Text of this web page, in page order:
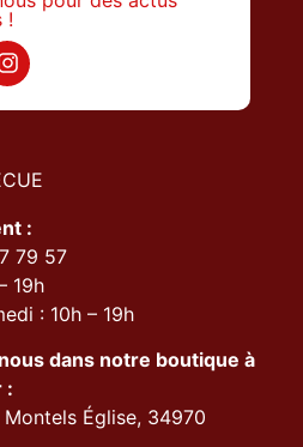
!
:
79 57
19h
: 10h – 19h
dans notre boutique à
:
Église, 34970